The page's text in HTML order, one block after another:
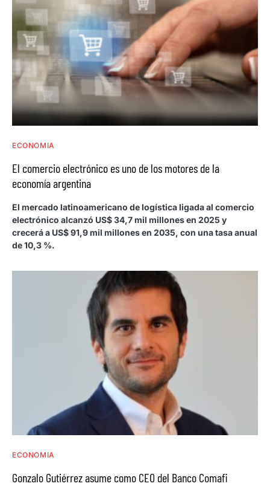
ECONOMIA
El comercio electrónico es uno de los motores de la
economía argentina
El mercado latinoamericano de logística ligada al comercio
electrónico alcanzó US$ 34,7 mil millones en 2025 y
crecerá a US$ 91,9 mil millones en 2035, con una tasa anual
de 10,3 %.
ECONOMIA
Gonzalo Gutiérrez asume como CEO del Banco Comafi